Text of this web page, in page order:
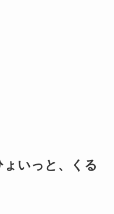
いっと、くる